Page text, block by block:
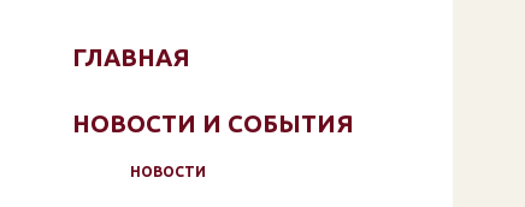
ГЛАВНАЯ
НОВОСТИ И СОБЫТИЯ
НОВОСТИ